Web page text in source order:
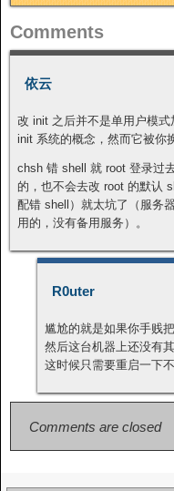
Comments
依云
改 init 之后并不是单用户模
init 系统的概念，然而它被你
chsh 错 shell 就 root 登录过
的，也不会去改 root 的默认
配错 shell）就太坑了（服务
用的，没有备用服务）。
R0uter
尴尬的就是如果你手贱
然后这台机器上还没
这时候只需要重启一下
Comments are closed